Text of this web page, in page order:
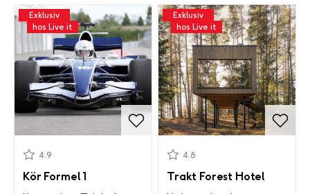
Exklusiv
hos Live it
Kör Formel 1
4.9
Exklusiv
hos Live it
Trakt Forest Hotel
4.8